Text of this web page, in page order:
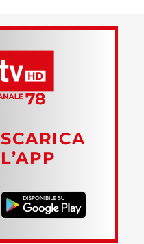
SCARICA
L’APP